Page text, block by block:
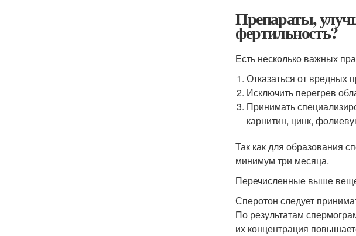
Препараты,
фертильность?
Есть несколько важных
Отказаться от вредных
Исключить перегрев
Принимать
карнитин, цинк,
Так как для образования
минимум три месяца.
Перечисленные выше
Сперотон следует
По результатам
их концентрация